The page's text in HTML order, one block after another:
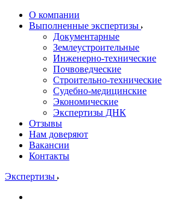
О компании
Выполненные экспертизы
Документарные
Землеустроительные
Инженерно-технические
Почвоведческие
Строительно-технические
Судебно-медицинские
Экономические
Экспертизы ДНК
Отзывы
Нам доверяют
Вакансии
Контакты
Экспертизы